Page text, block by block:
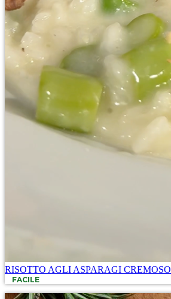
RISOTTO AGLI ASPARAGI CREMOSO
FACILE